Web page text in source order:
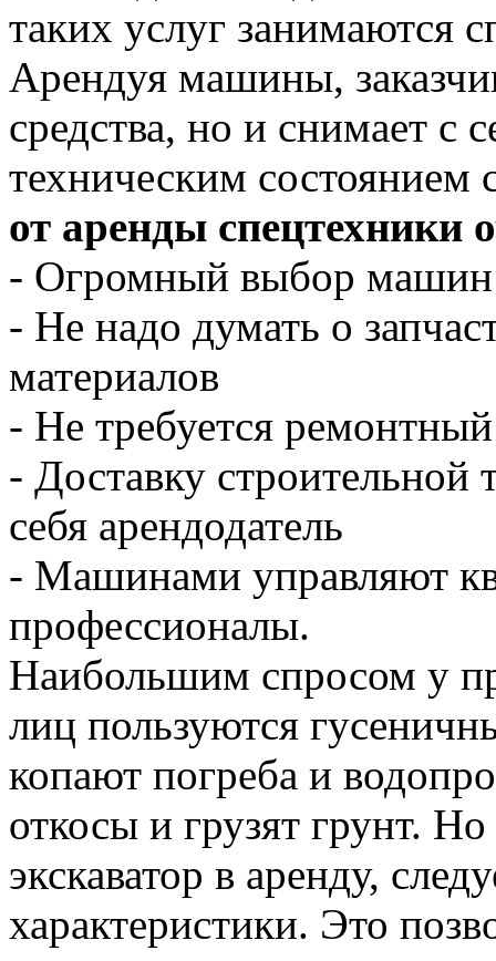
таких услуг занимаются
Арендуя машины,
средства, но и снимает с
техническим состоянием
от аренды спецтехники
- Огромный выбор машин
- Не надо думать о
материалов
- Не требуется
- Доставку строительной
себя арендодатель
- Машинами управляют
профессионалы.
Наибольшим спросом у
лиц пользуются
копают погреба и
откосы и грузят грунт.
экскаватор в аренду,
характеристики. Это